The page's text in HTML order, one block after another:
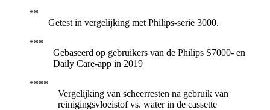
Getest in vergelijking met Philips-serie 3000.
Gebaseerd op gebruikers van de Philips S7000- en
Daily Care-app in 2019
Vergelijking van scheerresten na gebruik van
reinigingsvloeistof vs. water in de cassette